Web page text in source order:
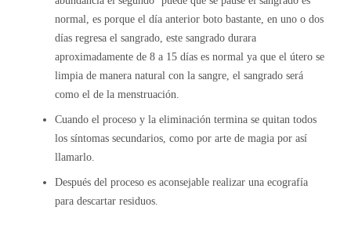
normal, es porque el día anterior boto bastante, en uno o dos
días regresa el sangrado, este sangrado durara
aproximadamente de 8 a 15 días es normal ya que el útero se
limpia de manera natural con la sangre, el sangrado será
como el de la menstruación.
Cuando el proceso y la eliminación termina se quitan todos
los síntomas secundarios, como por arte de magia por así
llamarlo.
Después del proceso es aconsejable realizar una ecografía
para descartar residuos.